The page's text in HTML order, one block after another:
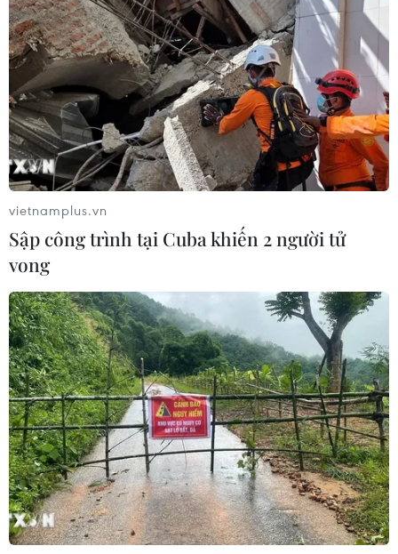
vietnamplus.vn
Sập công trình tại Cuba khiến 2 người tử
vong